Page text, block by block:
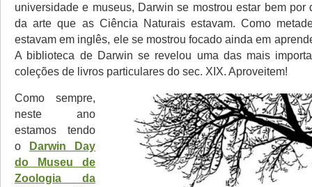
universidade e museus, Darwin se mostrou estar bem por
da arte que as Ciência Naturais estavam. Como
estavam em inglês, ele se mostrou focado ainda em
A biblioteca de Darwin se revelou uma das mais
coleções de livros particulares do sec. XIX. Aproveitem!
Como sempre,
neste ano
estamos tendo
o Darwin Day
do Museu de
Zoologia da